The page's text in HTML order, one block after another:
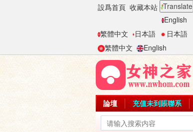
設爲首頁 收藏本站 Translate
English
繁體中文
日本語
日本語
繁體中文
English
論壇 充值未到賬聯系